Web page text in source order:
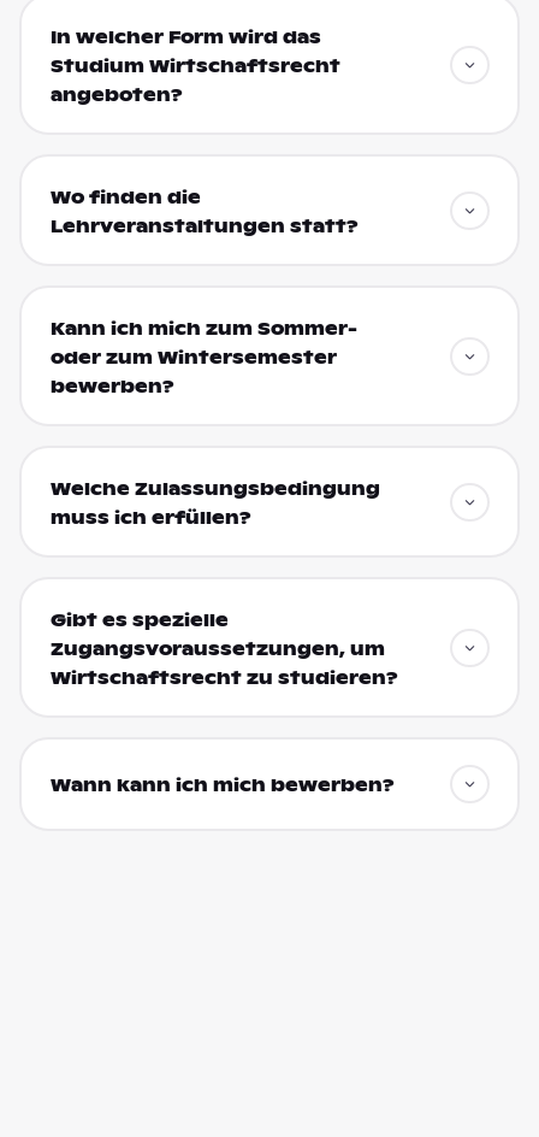
In welcher Form wird das
Studium Wirtschaftsrecht
angeboten?
Wo finden die
Lehrveranstaltungen statt?
Kann ich mich zum Sommer-
oder zum Wintersemester
bewerben?
Welche Zulassungsbedingung
muss ich erfüllen?
Gibt es spezielle
Zugangsvoraussetzungen, um
Wirtschaftsrecht zu studieren?
Wann kann ich mich bewerben?